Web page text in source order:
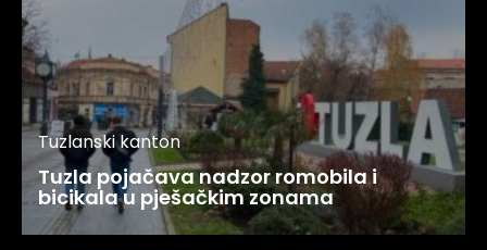
Tuzlanski kanton
Tuzla pojačava nadzor romobila i
bicikala u pješačkim zonama